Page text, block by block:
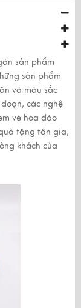
sản phẩm
sản phẩm
và màu sắc
các nghệ
vẽ hoa đào
tặng tân gia,
khách của